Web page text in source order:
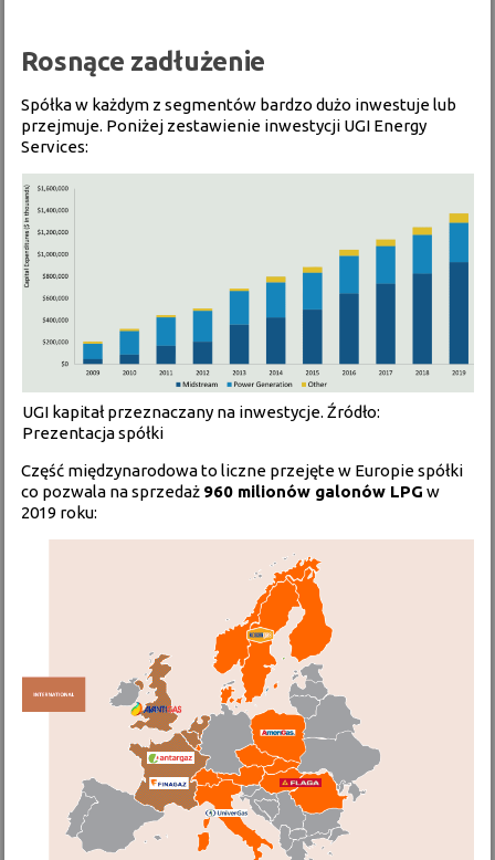
Rosnące zadłużenie
Spółka w każdym z segmentów bardzo dużo inwestuje lub
przejmuje. Poniżej zestawienie inwestycji UGI Energy
Services:
UGI kapitał przeznaczany na inwestycje. Źródło:
Prezentacja spółki
Część międzynarodowa to liczne przejęte w Europie spółki
co pozwala na sprzedaż 960 milionów galonów LPG w
2019 roku: